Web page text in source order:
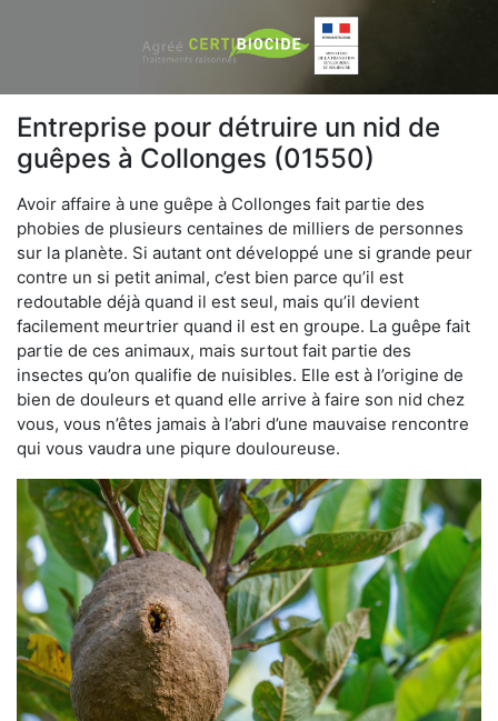
Entreprise pour détruire un nid de
guêpes à Collonges (01550)
Avoir affaire à une guêpe à Collonges fait partie des
phobies de plusieurs centaines de milliers de personnes
sur la planète. Si autant ont développé une si grande peur
contre un si petit animal, c’est bien parce qu’il est
redoutable déjà quand il est seul, mais qu’il devient
facilement meurtrier quand il est en groupe. La guêpe fait
partie de ces animaux, mais surtout fait partie des
insectes qu’on qualifie de nuisibles. Elle est à l’origine de
bien de douleurs et quand elle arrive à faire son nid chez
vous, vous n’êtes jamais à l’abri d’une mauvaise rencontre
qui vous vaudra une piqure douloureuse.